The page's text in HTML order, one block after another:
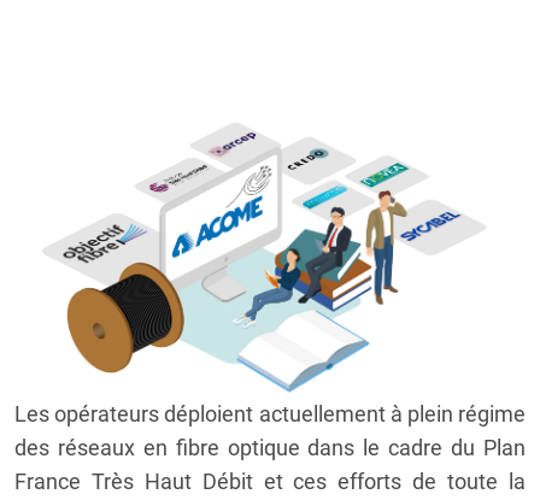
Les opérateurs déploient actuellement à plein régime
des réseaux en fibre optique dans le cadre du Plan
France Très Haut Débit et ces efforts de toute la